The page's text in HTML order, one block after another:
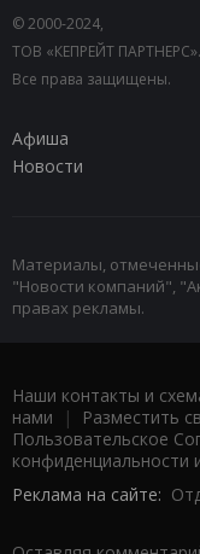
© 2000-2024,
ТОВ «КЕПРЕЙТ ПАРТНЕРС».
Все права защищены.
Афиша
Новости
Материалы,
"Новости компаний",
правах рекламы.
Наши контакты и
нами | Разместить
Пользовательское
конфиденциальности
Реклама на сайте: